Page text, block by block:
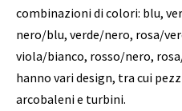
combinazioni di colori: blu,
nero/blu, verde/nero, rosa/
viola/bianco, rosso/nero,
hanno vari design, tra cui
arcobaleni e turbini.